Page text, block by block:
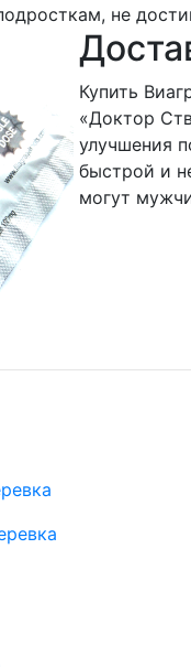
не
Купить
«Доктор
улучшения
быстрой и
могут